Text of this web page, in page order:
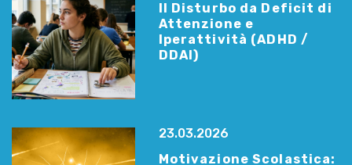
Il Disturbo da Deficit di
Attenzione e
Iperattività (ADHD /
DDAI)
23.03.2026
Motivazione Scolastica: